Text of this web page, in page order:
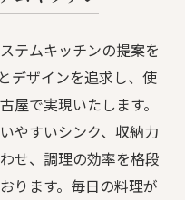
テムキッチンの提案を
デザインを追求し、使
屋で実現いたします。
やすいシンク、収納力
せ、調理の効率を格段
ります。毎日の料理が